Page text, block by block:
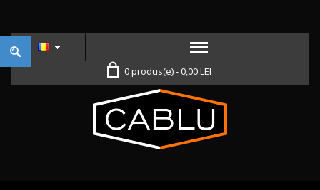
0 produs(e) - 0,00 LEI